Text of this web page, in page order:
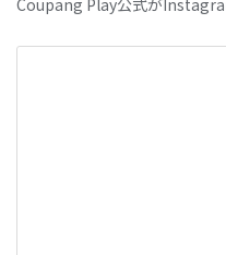
Coupang Play公式が